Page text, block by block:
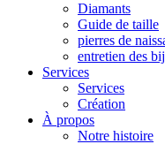
Diamants
Guide de taille
pierres de
entretien des
Services
Services
Création
À propos
Notre histoire